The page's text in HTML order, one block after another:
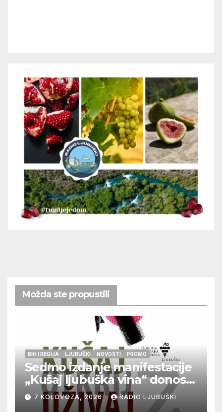
Možda ste propustili
BIH I REGIJA LJUBUŠKI NOVOSTI PROMO
Sedmo izdanje manifestacije
„Kušaj ljubuška vina“ donosi
vrhunska vina, gastronomiju i
glazbu
7 KOLOVOZA, 2026 RADIO LJUBUŠKI